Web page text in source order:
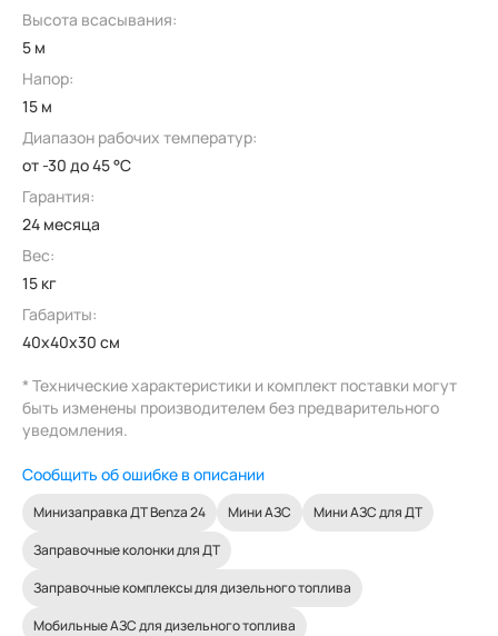
Высота всасывания:
5 м
Напор:
15 м
Диапазон рабочих температур:
от -30 до 45 °C
Гарантия:
24 месяца
Вес:
15 кг
Габариты:
40x40x30 см
* Технические характеристики и комплект поставки могут
быть изменены производителем без предварительного
уведомления.
Сообщить об ошибке в описании
Минизаправка ДТ Benza 24 Мини АЗС
Мини АЗС для ДТ
Заправочные колонки для ДТ
Заправочные комплексы для дизельного топлива
Мобильные АЗС для дизельного топлива